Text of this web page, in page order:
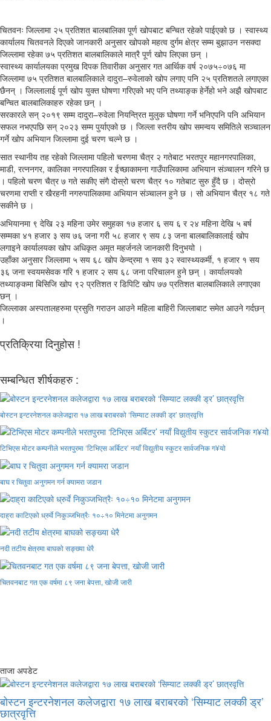
चितवनः जिल्लामा २५ प्रतिशत बालबालिका पूर्ण खोपबाट बन्चित रहेको पाईएको छ । स्वास्थ्य
कार्यालय चितवनले दिएको जानकारी अनुसार खोपको महत्व दुर्गम क्षेत्र सम्म बुझाउन नसक्दा
जिल्लामा रहेका ७५ प्रतिशत बालबालिकाले मात्रै पूर्ण खोप लिएका छन् ।
स्वास्थ्य कार्यालयका प्रमुख दिपक तिवारीका अनुसार गत आर्थिक वर्ष २०७५÷०७६ मा
जिल्लामा ७५ प्रतिशत बालबालिकाले दादुरा–रुवेलाको खोप लगाए पनि २५ प्रतिशतले लगाएका
छैनन् । जिल्लालाई पूर्ण खोप युक्त घोषणा गरिएको भए पनि तथ्याङ्क हेर्नेहो भने अझै खोपबाट
बन्चित बालबालिकाहरु रहेका छन् ।
सरकारले सन् २०१९ सम्म दादुरा–रुवेला नियन्त्रित मुलुक घोषणा गर्ने भनिएपनि पनि अभियान
सफल नभएपछि सन् २०२३ सम्म पुर्याएको छ । जिल्ला स्तरीय खोप समन्वय समितिले सञ्चालन
गर्ने खोप अभियान जिल्लामा दुई चरण चल्ने छ ।
सात स्थानीय तह रहेको जिल्लामा पहिलो चरणमा चैत्र २ गतेबाट भरतपुर महानगरपालिका,
माडी, रत्ननगर, कालिका नगरपालिका र ईच्छाकामना गाउँपालिकामा अभियान संञ्चालन गरिने छ
। पहिलो चरण चैत्र ७ गते सकीए संगै दोस्रो चरण चैत्र १० गतेबाट सुरु हुँदै छ । दोस्रो
चरणमा राप्ती र खैरहनी नगरुपालिकामा अभियान संञ्चालन हुने छ । सो अभियान चैत्र १८ गते
सकीने छ ।
अभियानमा ९ देखि २३ महिना उमेर समुहका १७ हजार ६ सय ६ र २४ महिना देखि ५ बर्ष
सम्मका ४१ हजार ३ सय ७६ जना गरी ५८ हजार ९ सय ८३ जना बालबालिकालाई खोप
लगाइने कार्यालयका खोप अधिकृत अमृत महर्जनले जानकारी दिनुभयो ।
उहाँका अनुसार जिल्लामा ५ सय ६८ खोप केन्द्रमा १ सय ३२ स्वास्थ्यकर्मी, १ हजार १ सय
३६ जना स्वयमसेवक गरि १ हजार २ सय ६८ जना परिचालन हुने छन् । कार्यालयको
तथ्याङ्कमा बिसिजि खोप ९२ प्रतिशत र डिपिटि खोप ७७ प्रतिशत बालबालिकाले लगाएका
छन् ।
जिल्लाका अस्पतालहरुमा प्रसुति गराउन आउने महिला बाहिरी जिल्लाबाट समेत आउने गर्दछन्
।
प्रतिक्रिया दिनुहोस !
सम्बन्धित शीर्षकहरु :
बोस्टन इन्टरनेशनल कलेजद्वारा १७ लाख बराबरको ‘सिम्याट लक्की ड्र’ छात्रवृत्ति
टिभिएस मोटर कम्पनीले भरतपुरमा ‘टिभिएस अर्बिटर’ नयाँ विद्युतीय स्कुटर सार्वजनिक ग¥यो
बाघ र चितुवा अनुगमन गर्न क्यामरा जडान
दाह्रा काटिएको ध्रुर्वे निकुञ्जभित्रैः १०÷१० मिनेटमा अनुगमन
नदी तटीय क्षेत्रमा बाघको सङ्ख्या धेरै
चितवनबाट गत एक वर्षमा ८९ जना बेपत्ता, खोजी जारी
ताजा अपडेट
बोस्टन इन्टरनेशनल कलेजद्वारा १७ लाख बराबरको ‘सिम्याट लक्की ड्र’
छात्रवृत्ति